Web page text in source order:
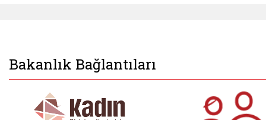
Bakanlık Bağlantıları